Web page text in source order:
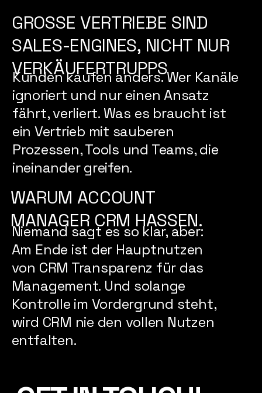
GROSSE VERTRIEBE SIND S
ALES-ENGINES, NICHT NUR V
ERKÄUFERTRUPPS
Kunden kaufen anders. Wer Kanäle
ignoriert und nur einen Ansatz
fährt, verliert. Was es braucht ist
ein Vertrieb mit sauberen
Prozessen, Tools und Teams, die
ineinander greifen.
WARUM ACCOUNT
MANAGER CRM HASSEN.
Niemand sagt es so klar, aber:
Am Ende ist der Hauptnutzen
von CRM Transparenz für das
Management. Und solange
Kontrolle im Vordergrund steht,
wird CRM nie den vollen Nutzen
entfalten.